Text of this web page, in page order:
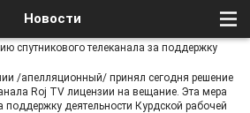
Новости
спутникового телеканала за поддержку
/апелляционный/ принял сегодня решение
Roj TV лицензии на вещание. Эта мера
поддержку деятельности Курдской рабочей